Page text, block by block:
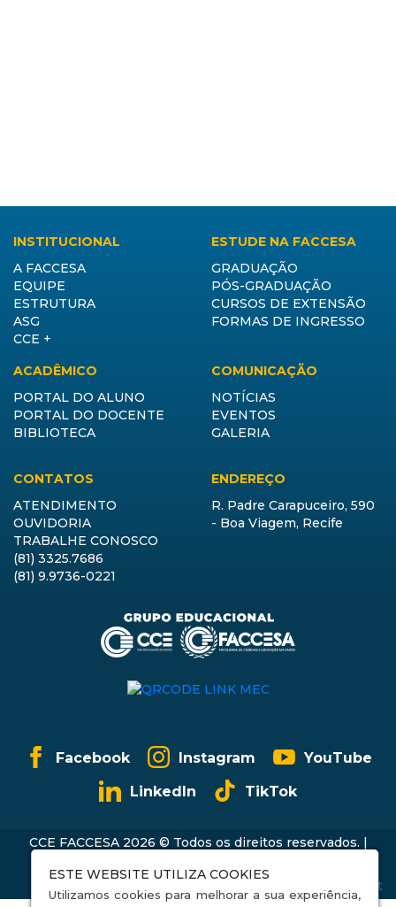
INSTITUCIONAL
A FACCESA
EQUIPE
ESTRUTURA
ASG
CCE +
ESTUDE NA FACCESA
GRADUAÇÃO
PÓS-GRADUAÇÃO
CURSOS DE EXTENSÃO
FORMAS DE INGRESSO
ACADÊMICO
PORTAL DO ALUNO
PORTAL DO DOCENTE
BIBLIOTECA
COMUNICAÇÃO
NOTÍCIAS
EVENTOS
GALERIA
CONTATOS
ATENDIMENTO
OUVIDORIA
TRABALHE CONOSCO
(81) 3325.7686
(81) 9.9736-0221
ENDEREÇO
R. Padre Carapuceiro, 590
- Boa Viagem, Recife
Facebook Instagram
YouTube
LinkedIn
TikTok
CCE FACCESA 2026 © Todos os direitos reservados. |
ESTE WEBSITE UTILIZA COOKIES
Utilizamos cookies para melhorar a sua experiência,